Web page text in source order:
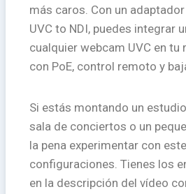
más caros. Con un
UVC to NDI, puedes integrar
cualquier webcam UVC en tu
con PoE, control remoto y
Si estás montando un
sala de conciertos o un
la pena experimentar con
configuraciones. Tienes los
en la descripción del vídeo